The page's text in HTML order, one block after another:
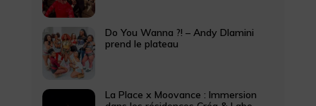
Do You Wanna ?! – Andy Dlamini
prend le plateau
La Place x Moovance : Immersion